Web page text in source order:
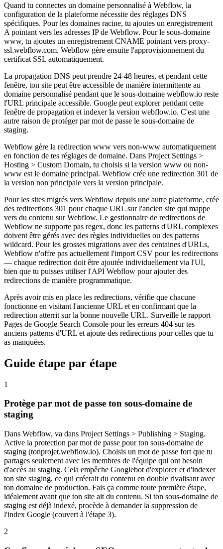
Quand tu connectes un domaine personnalisé à Webflow, la
configuration de la plateforme nécessite des réglages DNS
spécifiques. Pour les domaines racine, tu ajoutes un enregistrement
A pointant vers les adresses IP de Webflow. Pour le sous-domaine
www, tu ajoutes un enregistrement CNAME pointant vers proxy-
ssl.webflow.com. Webflow gère ensuite l'approvisionnement du
certificat SSL automatiquement.
La propagation DNS peut prendre 24-48 heures, et pendant cette
fenêtre, ton site peut être accessible de manière intermittente au
domaine personnalisé pendant que le sous-domaine webflow.io reste
l'URL principale accessible. Google peut explorer pendant cette
fenêtre de propagation et indexer la version webflow.io. C'est une
autre raison de protéger par mot de passe le sous-domaine de
staging.
Webflow gère la redirection www vers non-www automatiquement
en fonction de tes réglages de domaine. Dans Project Settings >
Hosting > Custom Domain, tu choisis si la version www ou non-
www est le domaine principal. Webflow crée une redirection 301 de
la version non principale vers la version principale.
Pour les sites migrés vers Webflow depuis une autre plateforme, crée
des redirections 301 pour chaque URL sur l'ancien site qui mappe
vers du contenu sur Webflow. Le gestionnaire de redirections de
Webflow ne supporte pas regex, donc les patterns d'URL complexes
doivent être gérés avec des règles individuelles ou des patterns
wildcard. Pour les grosses migrations avec des centaines d'URLs,
Webflow n'offre pas actuellement l'import CSV pour les redirections
— chaque redirection doit être ajoutée individuellement via l'UI,
bien que tu puisses utiliser l'API Webflow pour ajouter des
redirections de manière programmatique.
Après avoir mis en place les redirections, vérifie que chacune
fonctionne en visitant l'ancienne URL et en confirmant que la
redirection atterrit sur la bonne nouvelle URL. Surveille le rapport
Pages de Google Search Console pour les erreurs 404 sur tes
anciens patterns d'URL et ajoute des redirections pour celles que tu
as manquées.
Guide étape par étape
1
Protège par mot de passe ton sous-domaine de
staging
Dans Webflow, va dans Project Settings > Publishing > Staging.
Active la protection par mot de passe pour ton sous-domaine de
staging (tonprojet.webflow.io). Choisis un mot de passe fort que tu
partages seulement avec les membres de l'équipe qui ont besoin
d'accès au staging. Cela empêche Googlebot d'explorer et d'indexer
ton site staging, ce qui créerait du contenu en double rivalisant avec
ton domaine de production. Fais ça comme toute première étape,
idéalement avant que ton site ait du contenu. Si ton sous-domaine de
staging est déjà indexé, procède à demander la suppression de
l'index Google (couvert à l'étape 3).
2